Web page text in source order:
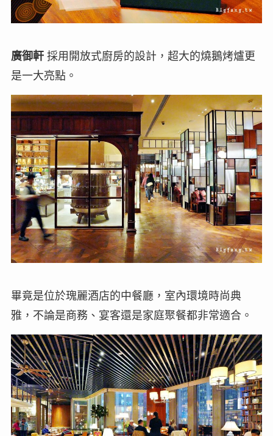
廣御軒採用開放式廚房的設計，超大的燒鵝烤爐更
是一大亮點。
畢竟是位於瑰麗酒店的中餐廳，室內環境時尚典
雅，不論是商務、宴客還是家庭聚餐都非常適合。